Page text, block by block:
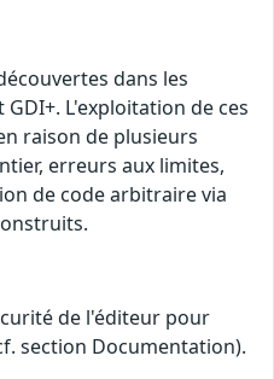
dans les
L'exploitation de ces
raison de plusieurs
erreurs aux limites,
de code arbitraire via
de l'éditeur pour
section Documentation).